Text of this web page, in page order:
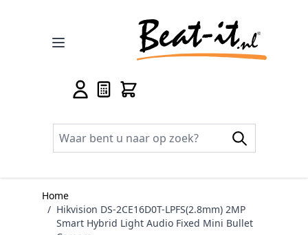
Home
/ Hikvision DS-2CE16D0T-LPFS(2.8mm) 2MP
Smart Hybrid Light Audio Fixed Mini Bullet